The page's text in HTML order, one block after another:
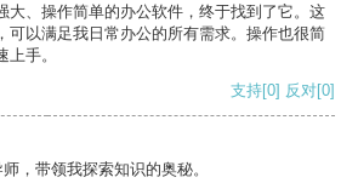
大、操作简单的办公软件，终于找到了它。这
可以满足我日常办公的所有需求。操作也很简
手。
支持[0] 反对[0]
，带领我探索知识的奥秘。